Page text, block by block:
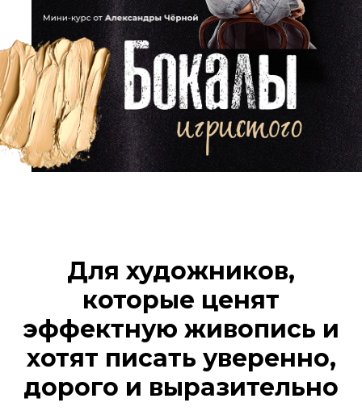
Для художников,
которые ценят
эффектную живопись и
хотят писать уверенно,
дорого и выразительно